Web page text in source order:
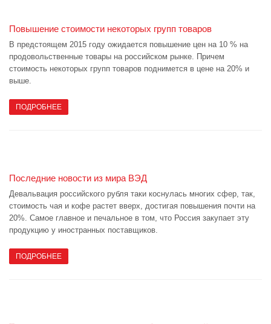
Повышение стоимости некоторых групп товаров
В предстоящем 2015 году ожидается повышение цен на 10 % на
продовольственные товары на российском рынке. Причем
стоимость некоторых групп товаров поднимется в цене на 20% и
выше.
ПОДРОБНЕЕ
Последние новости из мира ВЭД
Девальвация российского рубля таки коснулась многих сфер, так,
стоимость чая и кофе растет вверх, достигая повышения почти на
20%. Самое главное и печальное в том, что Россия закупает эту
продукцию у иностранных поставщиков.
ПОДРОБНЕЕ